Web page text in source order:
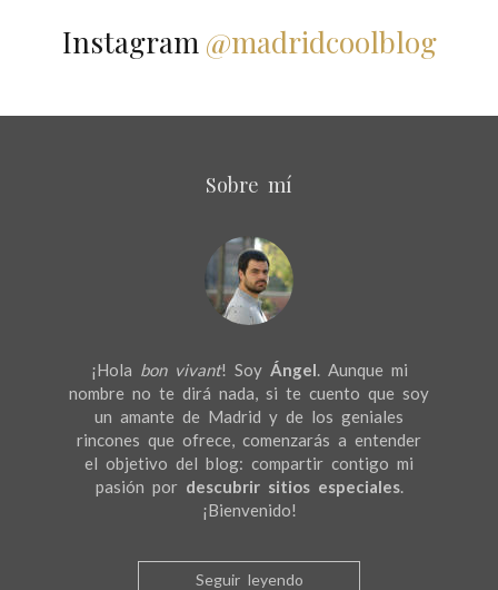
Instagram @madridcoolblog
Sobre mí
¡Hola bon vivant! Soy Ángel. Aunque mi
nombre no te dirá nada, si te cuento que soy
un amante de Madrid y de los geniales
rincones que ofrece, comenzarás a entender
el objetivo del blog: compartir contigo mi
pasión por descubrir sitios especiales.
¡Bienvenido!
Seguir leyendo